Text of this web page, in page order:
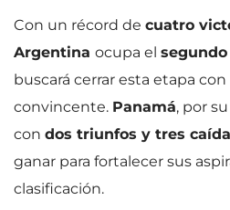
Con un récord de cuatro
Argentina ocupa el
buscará cerrar esta etapa
convincente. Panamá, por
con dos triunfos y tres
ganar para fortalecer sus
clasificación.